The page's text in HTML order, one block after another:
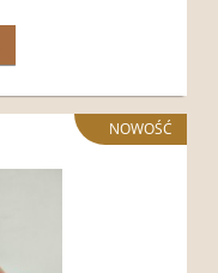
NOWOŚĆ